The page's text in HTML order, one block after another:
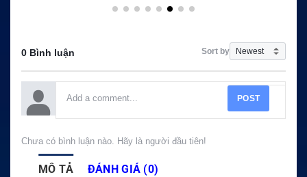
0 Bình luận Sort by
POST
Chưa có bình luận nào. Hãy là người đầu tiên!
MÔ TẢ ĐÁNH GIÁ (0)